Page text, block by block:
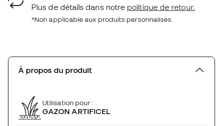
Plus de détails dans notre politique de retour.
*Non applicable aux produits personnalisés.
À propos du produit
Utilisation pour :
GAZON ARTIFICEL